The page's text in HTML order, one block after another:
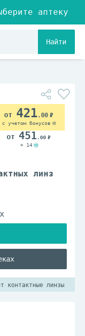
Найти
линз
421.00
с учетом бонусов
451 .00
+ 14
контактные линзы